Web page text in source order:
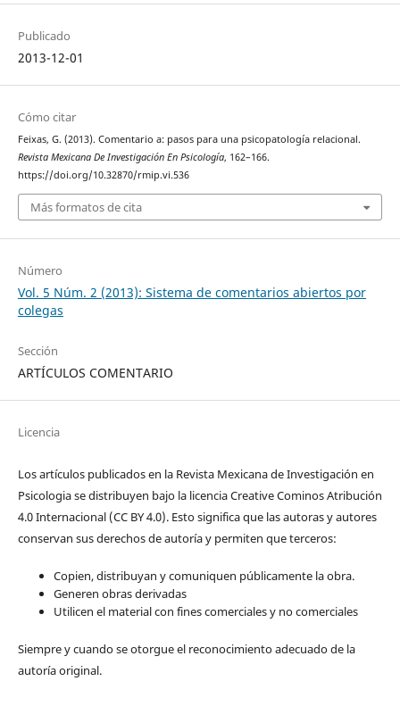
Publicado
2013-12-01
Cómo citar
Feixas, G. (2013). Comentario a: pasos para una psicopatología relacional.
Revista Mexicana De Investigación En Psicología, 162–166.
https://doi.org/10.32870/rmip.vi.536
Más formatos de cita
Número
Vol. 5 Núm. 2 (2013): Sistema de comentarios abiertos por
colegas
Sección
ARTÍCULOS COMENTARIO
Licencia
Los artículos publicados en la Revista Mexicana de Investigación en
Psicologia se distribuyen bajo la licencia Creative Cominos Atribución
4.0 Internacional (CC BY 4.0). Esto significa que las autoras y autores
conservan sus derechos de autoría y permiten que terceros:
Copien, distribuyan y comuniquen públicamente la obra.
Generen obras derivadas
Utilicen el material con fines comerciales y no comerciales
Siempre y cuando se otorgue el reconocimiento adecuado de la
autoría original.